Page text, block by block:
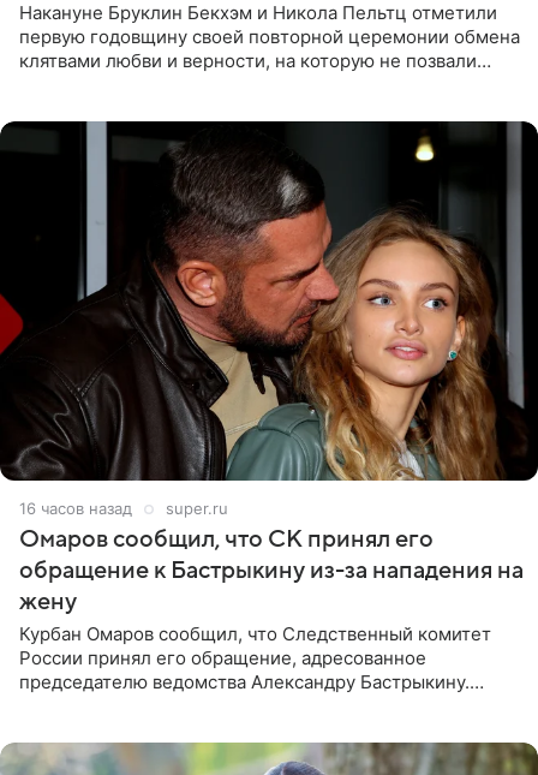
Накануне Бруклин Бекхэм и Никола Пельтц отметили
первую годовщину своей повторной церемонии обмена
клятвами любви и верности, на которую не позвали
16 часов назад super.ru
Омаров сообщил, что СК принял его
обращение к Бастрыкину из-за нападения на
жену
Курбан Омаров сообщил, что Следственный комитет
России принял его обращение, адресованное
председателю ведомства Александру Бастрыкину.